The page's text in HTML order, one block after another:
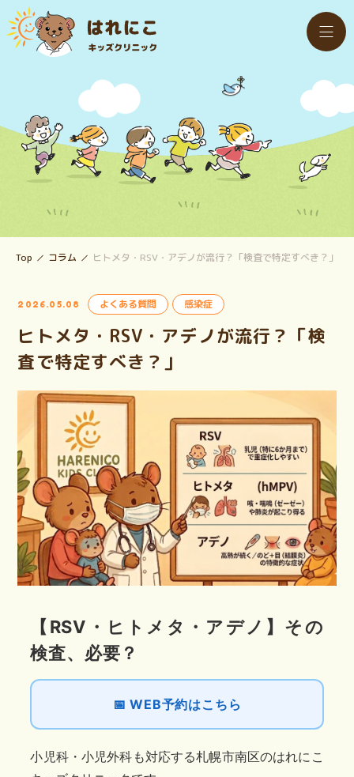
Top コラム ヒトメタ・RSV・アデノが流行？「検査で特定すべき？」
2026.05.08 よくある質問 感染症
ヒトメタ・RSV・アデノが流行？「検
査で特定すべき？」
【RSV・ヒトメタ・アデノ】その
検査、必要？
📅 WEB予約はこちら
小児科・小児外科も対応する札幌市南区のはれにこ